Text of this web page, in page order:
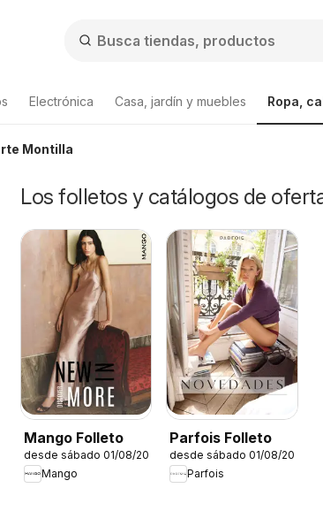
Electrónica Casa, jardín y muebles Ropa,
Montilla
Los folletos y catálogos de
Mango Folleto
desde sábado 01/08/2026
Mango
Parfois Folleto
desde sábado 01/08/2026
Parfois